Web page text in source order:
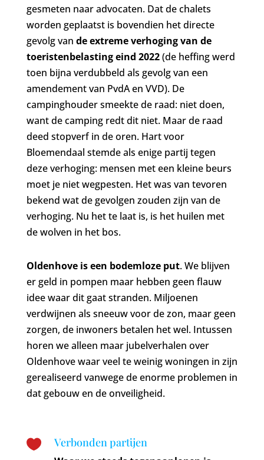
gesmeten naar advocaten. Dat de chalets
worden geplaatst is bovendien het directe
gevolg van de extreme verhoging van de
toeristenbelasting eind 2022(de heffing werd
toen bijna verdubbeld als gevolg van een
amendement van PvdA en VVD). De
campinghouder smeekte de raad: niet doen,
want de camping redt dit niet. Maar de raad
deed stopverf in de oren. Hart voor
Bloemendaal stemde als enige partij tegen
deze verhoging: mensen met een kleine beurs
moet je niet wegpesten. Het was van tevoren
bekend wat de gevolgen zouden zijn van de
verhoging. Nu het te laat is, is het huilen met
de wolven in het bos.
Oldenhove is een bodemloze put. We blijven
er geld in pompen maar hebben geen flauw
idee waar dit gaat stranden. Miljoenen
verdwijnen als sneeuw voor de zon, maar geen
zorgen, de inwoners betalen het wel. Intussen
horen we alleen maar jubelverhalen over
Oldenhove waar veel te weinig woningen in zijn
gerealiseerd vanwege de enorme problemen in
dat gebouw en de onveiligheid.
 Verbonden partijen